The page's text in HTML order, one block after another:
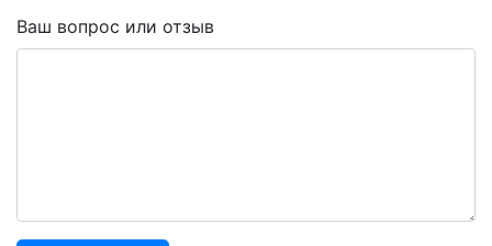
Ваш вопрос или отзыв